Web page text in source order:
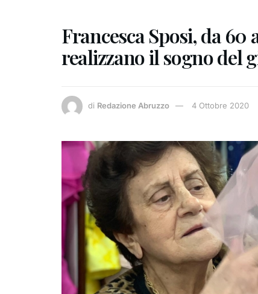
Francesca Sposi, da 60
realizzano il sogno del
di Redazione Abruzzo 4 Ottobre 2020